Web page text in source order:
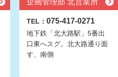
企画管理部 北営業所
TEL： 075-417-0271
地下鉄「北大路駅」5番出
口東へスグ。北大路通り面
す、南側